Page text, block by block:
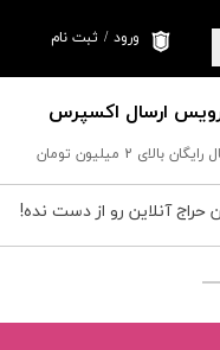
ارسال اکسپرس
بالای 2 میلیون تومان
ورود / ثبت نام
تغییر گذر واژه
سفارشات
خروج از حساب
کاربری
حراج آنلاین رو از دست نده!